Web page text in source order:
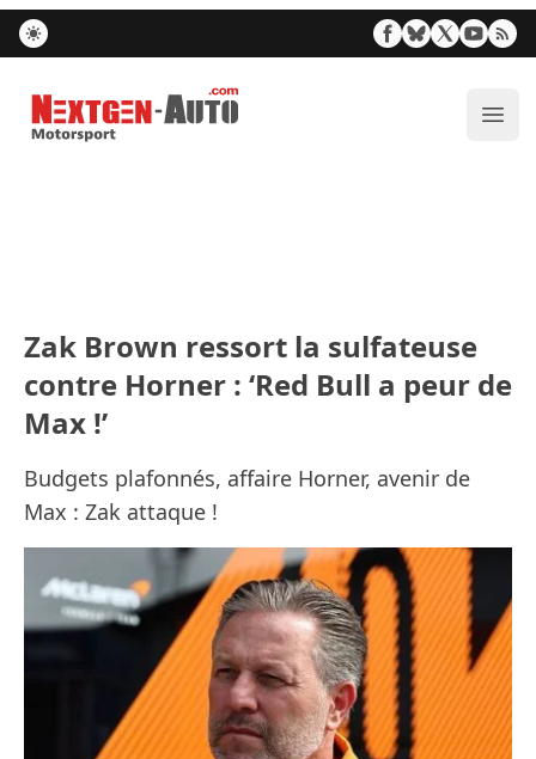
Nextgen-Auto.com
Zak Brown ressort la sulfateuse
contre Horner : ‘Red Bull a peur de
Max !’
Budgets plafonnés, affaire Horner, avenir de
Max : Zak attaque !